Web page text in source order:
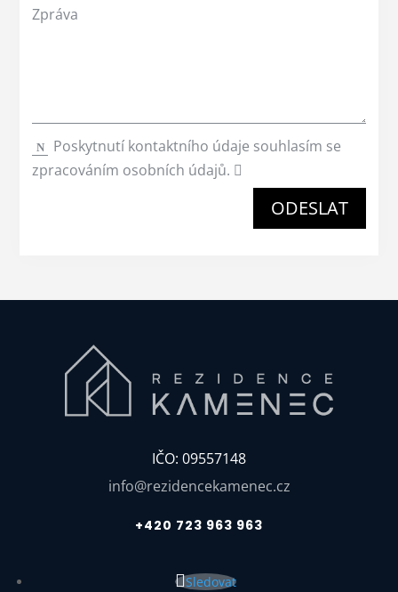
Poskytnutí kontaktního údaje souhlasím se
zpracováním osobních údajů.
ODESLAT
IČO: 09557148
info@rezidencekamenec.cz
+420 723 963 963
Sledovat